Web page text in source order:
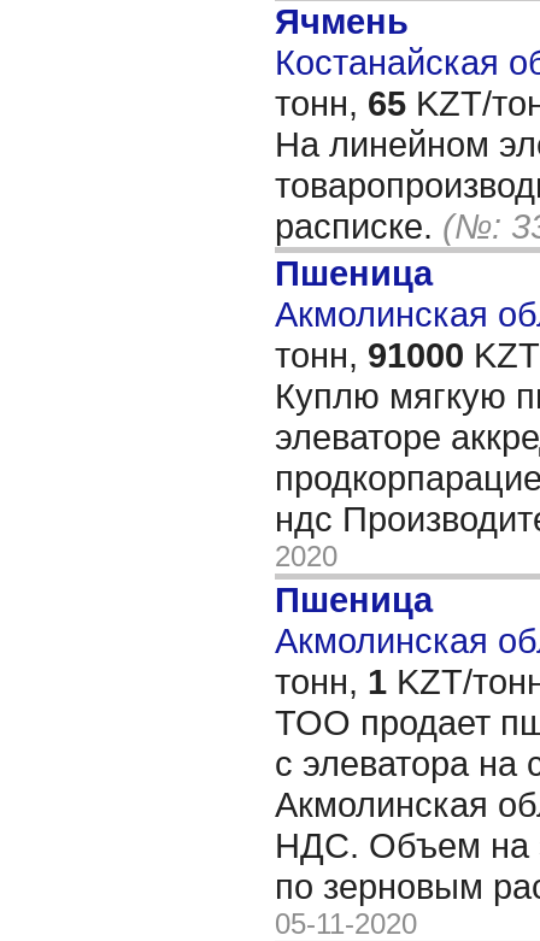
Ячмень
Костанайская
тонн, 65 KZT/
На линейном
расписке. (№:
Пшеница
Акмолинская
тонн, 91000
Куплю мягкую
элеваторе
ндс
2020
Пшеница
Акмолинская
тонн, 1 KZT/
ТОО продает
с элеватора на
Акмолинская
НДС. Объем на
по зерновым
05-11-2020